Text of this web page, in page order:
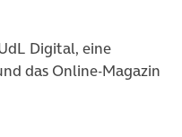
Digital, eine
das Online-Magazin